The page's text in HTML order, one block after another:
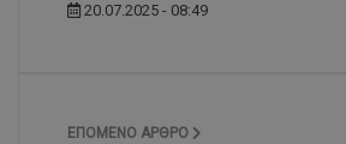
20.07.2025 - 08:49
ΕΠΌΜΕΝΟ ΆΡΘΡΟ